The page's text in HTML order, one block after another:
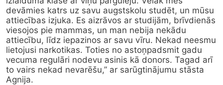
devāmies katrs uz savu augstskolu studēt, un mūsu
attiecības izjuka. Es aizrāvos ar studijām, brīvdienās
viesojos pie mammas, un man nebija nekādu
attiecību, līdz iepazinos ar savu vīru. Nekad neesmu
lietojusi narkotikas. Toties no astoņpadsmit gadu
vecuma regulāri nodevu asinis kā donors. Tagad arī
to vairs nekad nevarēšu,” ar sarūgtinājumu stāsta
Agnija.